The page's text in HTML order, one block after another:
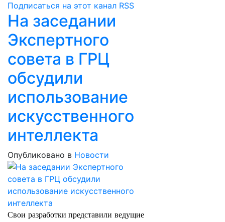
Подписаться на этот канал RSS
На заседании
Экспертного
совета в ГРЦ
обсудили
использование
искусственного
интеллекта
Опубликовано в Новости
Свои разработки представили ведущие